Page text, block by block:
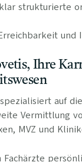
strukturierte
und
Ihre
auf die
Vermittlung
MVZ und